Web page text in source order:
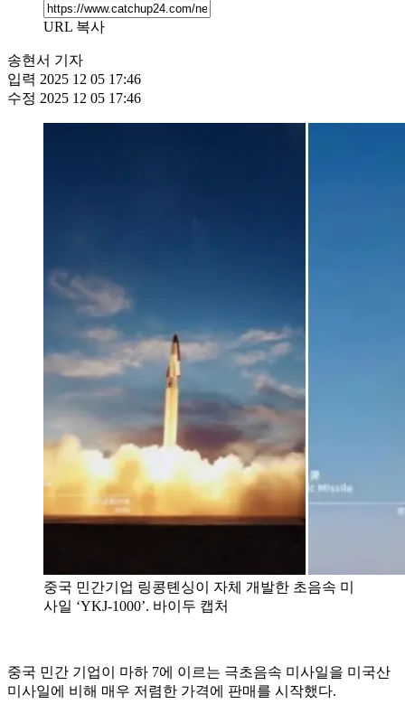
URL 복사
송현서 기자
입력 2025 12 05 17:46
수정 2025 12 05 17:46
중국 민간기업 링콩톈싱이 자체 개발한 초음속 미
사일 ‘YKJ-1000’. 바이두 캡처
중국 민간 기업이 마하 7에 이르는 극초음속 미사일을 미국산
미사일에 비해 매우 저렴한 가격에 판매를 시작했다.